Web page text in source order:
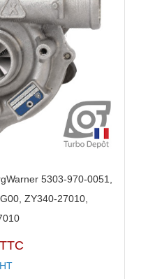
5303-970-0051,
ZY340-27010,